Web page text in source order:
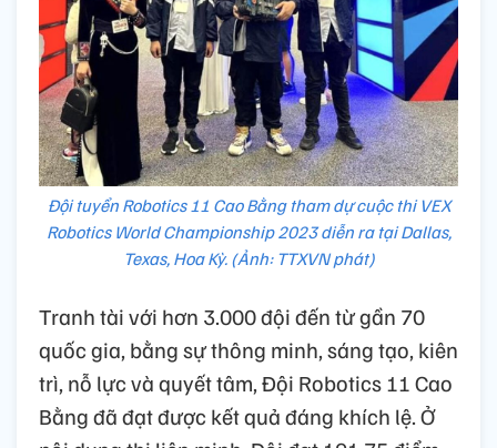
Đội tuyển Robotics 11 Cao Bằng tham dự cuộc thi VEX
Robotics World Championship 2023 diễn ra tại Dallas,
Texas, Hoa Kỳ. (Ảnh: TTXVN phát)
Tranh tài với hơn 3.000 đội đến từ gần 70
quốc gia, bằng sự thông minh, sáng tạo, kiên
trì, nỗ lực và quyết tâm, Đội Robotics 11 Cao
Bằng đã đạt được kết quả đáng khích lệ. Ở